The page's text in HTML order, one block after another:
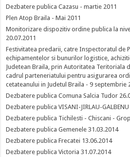
Dezbatere publica Cazasu - martie 2011
Plen Atop Braila - Mai 2011
Monitorizare dispozitiv ordine publica la
20.07.2011
Festivitatea predarii, catre Inspectoratul de
echipamentelor si bunurilor logistice,
Judetean Braila, prin Autoritatea Teritoriala
cadrul parteneriatului pentru asigurarea
cetateanului in Judetul Braila - 9 septembrie
Dezbatere publica Comuna Salcia Tudor
Dezbatere publica VISANI-JIRLAU-
Dezbatere publica Tichilesti - Chiscani -
Dezbatere publica Gemenele 31.03.2014
Dezbatere publica Frecatei 13.06.2014
Dezbatere publica Victoria 31.07.2014